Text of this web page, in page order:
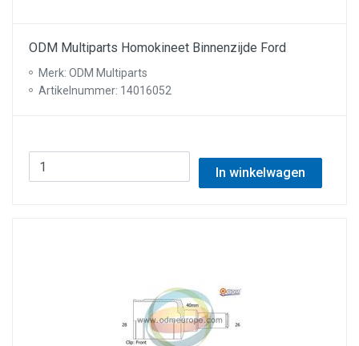
ODM Multiparts Homokineet Binnenzijde Ford
Merk: ODM Multiparts
Artikelnummer: 14016052
In winkelwagen